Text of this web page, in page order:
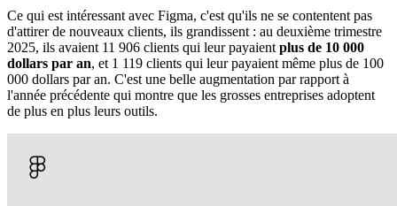
Ce qui est intéressant avec Figma, c'est qu'ils ne se contentent pas
d'attirer de nouveaux clients, ils grandissent : au deuxième trimestre
2025, ils avaient 11 906 clients qui leur payaientplus de 10 000
dollars par an, et 1 119 clients qui leur payaient même plus de 100
000 dollars par an. C'est une belle augmentation par rapport à
l'année précédente qui montre que les grosses entreprises adoptent
de plus en plus leurs outils.